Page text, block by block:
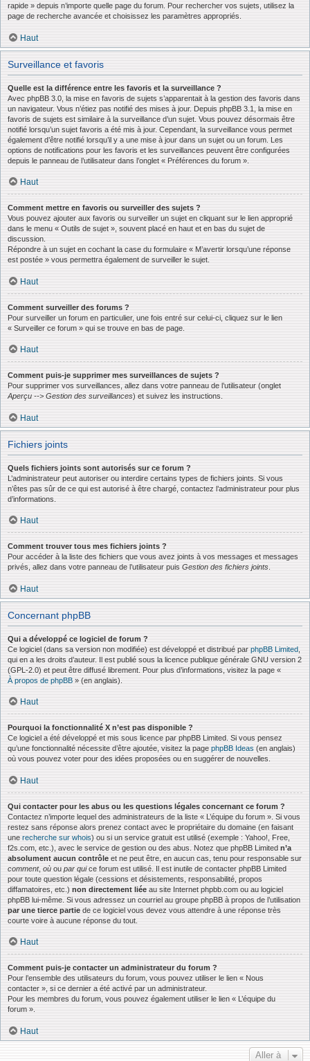
rapide » depuis n’importe quelle page du forum. Pour rechercher vos sujets, utilisez la
page de recherche avancée et choisissez les paramètres appropriés.
Haut
Surveillance et favoris
Quelle est la différence entre les favoris et la surveillance ?
Avec phpBB 3.0, la mise en favoris de sujets s’apparentait à la gestion des favoris dans
un navigateur. Vous n’étiez pas notifié des mises à jour. Depuis phpBB 3.1, la mise en
favoris de sujets est similaire à la surveillance d’un sujet. Vous pouvez désormais être
notifié lorsqu’un sujet favoris a été mis à jour. Cependant, la surveillance vous permet
également d’être notifié lorsqu’il y a une mise à jour dans un sujet ou un forum. Les
options de notifications pour les favoris et les surveillances peuvent être configurées
depuis le panneau de l’utilisateur dans l’onglet « Préférences du forum ».
Haut
Comment mettre en favoris ou surveiller des sujets ?
Vous pouvez ajouter aux favoris ou surveiller un sujet en cliquant sur le lien approprié
dans le menu « Outils de sujet », souvent placé en haut et en bas du sujet de
discussion.
Répondre à un sujet en cochant la case du formulaire « M’avertir lorsqu’une réponse
est postée » vous permettra également de surveiller le sujet.
Haut
Comment surveiller des forums ?
Pour surveiller un forum en particulier, une fois entré sur celui-ci, cliquez sur le lien
« Surveiller ce forum » qui se trouve en bas de page.
Haut
Comment puis-je supprimer mes surveillances de sujets ?
Pour supprimer vos surveillances, allez dans votre panneau de l’utilisateur (onglet
Aperçu --> Gestion des surveillances) et suivez les instructions.
Haut
Fichiers joints
Quels fichiers joints sont autorisés sur ce forum ?
L’administrateur peut autoriser ou interdire certains types de fichiers joints. Si vous
n’êtes pas sûr de ce qui est autorisé à être chargé, contactez l’administrateur pour plus
d’informations.
Haut
Comment trouver tous mes fichiers joints ?
Pour accéder à la liste des fichiers que vous avez joints à vos messages et messages
privés, allez dans votre panneau de l’utilisateur puis Gestion des fichiers joints
Haut
Concernant phpBB
Qui a développé ce logiciel de forum ?
Ce logiciel (dans sa version non modifiée) est développé et distribué par phpBB Limited
qui en a les droits d’auteur. Il est publié sous la licence publique générale GNU version 2
(GPL-2.0) et peut être diffusé librement. Pour plus d’informations, visitez la page «
À propos de phpBB » (en anglais).
Haut
Pourquoi la fonctionnalité X n’est pas disponible ?
Ce logiciel a été développé et mis sous licence par phpBB Limited. Si vous pensez
qu’une fonctionnalité nécessite d’être ajoutée, visitez la page phpBB Ideas (en anglais)
où vous pouvez voter pour des idées proposées ou en suggérer de nouvelles.
Haut
Qui contacter pour les abus ou les questions légales concernant ce forum ?
Contactez n’importe lequel des administrateurs de la liste « L’équipe du forum ». Si vous
restez sans réponse alors prenez contact avec le propriétaire du domaine (en faisant
une recherche sur whois) ou si un service gratuit est utilisé (exemple : Yahoo!, Free,
f2s.com, etc.), avec le service de gestion ou des abus. Notez que phpBB Limited n’a
absolument aucun contrôle et ne peut être, en aucun cas, tenu pour responsable sur
comment, où ou par quice forum est utilisé. Il est inutile de contacter phpBB Limited
pour toute question légale (cessions et désistements, responsabilité, propos
diffamatoires, etc.) non directement liée au site Internet phpbb.com ou au logiciel
phpBB lui-même. Si vous adressez un courriel au groupe phpBB à propos de l’utilisation
par une tierce partie de ce logiciel vous devez vous attendre à une réponse très
courte voire à aucune réponse du tout.
Haut
Comment puis-je contacter un administrateur du forum ?
Pour l’ensemble des utilisateurs du forum, vous pouvez utiliser le lien « Nous
contacter », si ce dernier a été activé par un administrateur.
Pour les membres du forum, vous pouvez également utiliser le lien « L’équipe du
forum ».
Haut
Aller à